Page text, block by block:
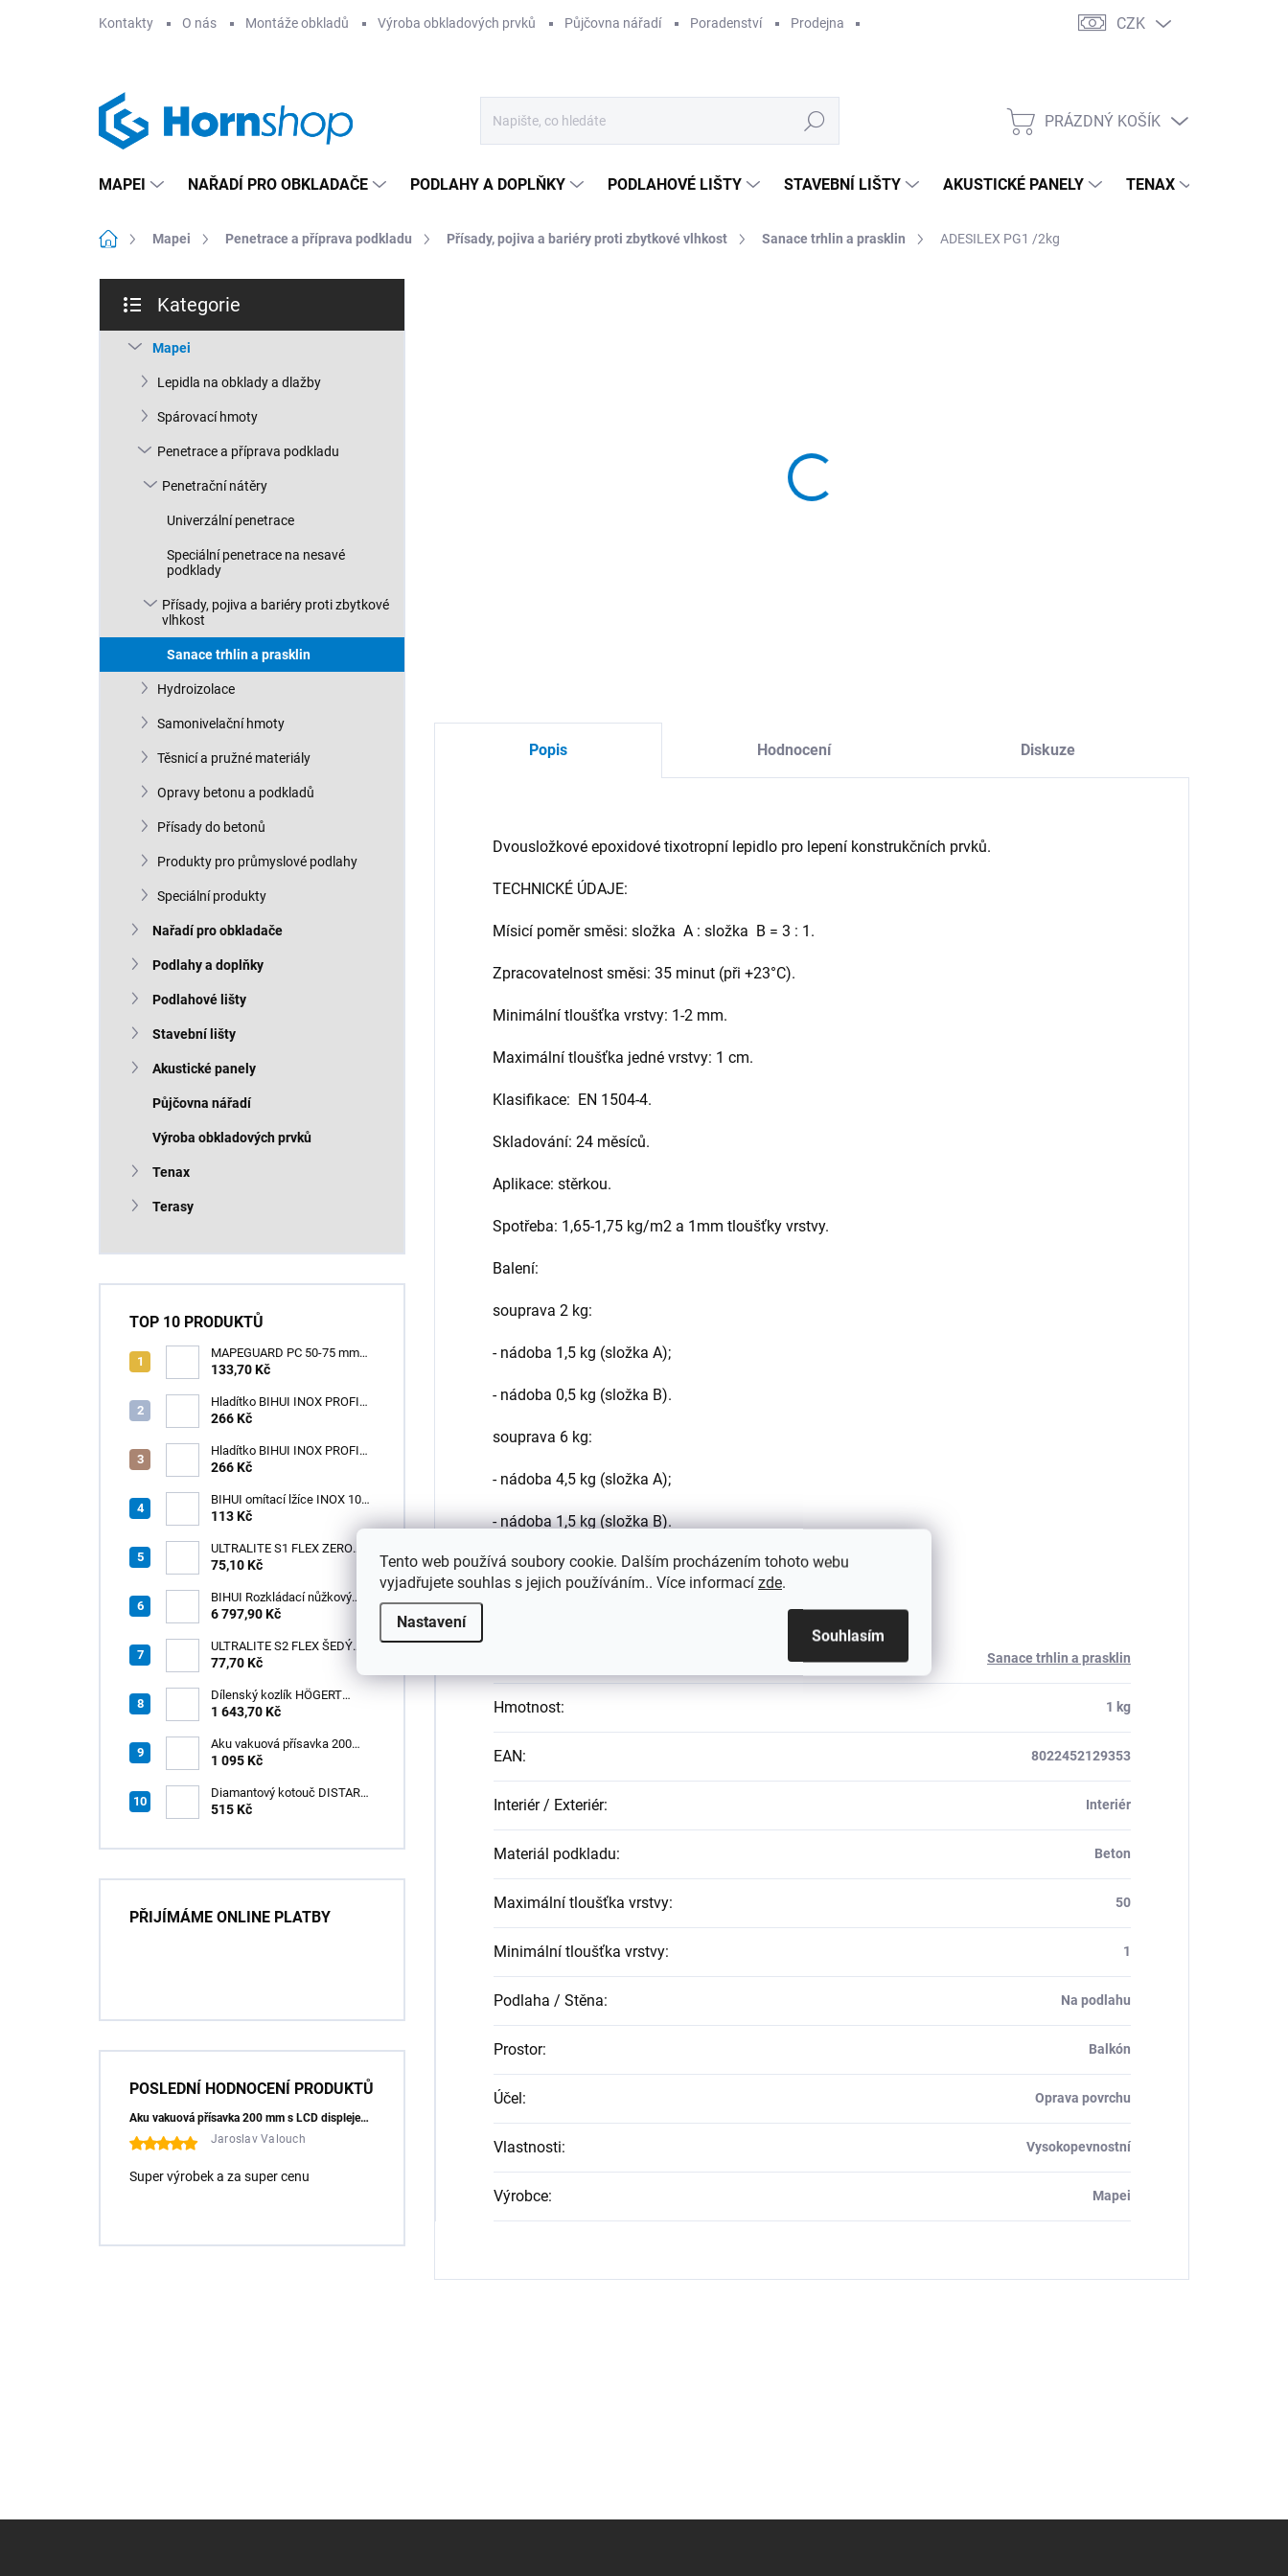
Tento web používá soubory cookie. Dalším procházením tohoto webu
vyjadřujete souhlas s jejich používáním.. Více informací zde.
Nastavení
Souhlasím
Kontakty O nás Montáže obkladů Výroba obkladových prvků Půjčovna nářadí Poradenství Prodejna CZK
Hledat
NÁKUPNÍ
PRÁZDNÝ KOŠÍK
MAPEI NAŘADÍ PRO OBKLADAČE PODLAHY A DOPLŇKY PODLAHOVÉ LIŠTY STAVEBNÍ LIŠTY AKUSTICKÉ PANELY TENAX
Domů Mapei Penetrace a příprava podkladu Přísady, pojiva a bariéry proti zbytkové vlhkost Sanace trhlin a prasklin ADESILEX PG1 /2kg
s
kategorie
Kategorie
Mapei
Lepidla na obklady a dlažby
Spárovací hmoty
Penetrace a příprava podkladu
Penetrační nátěry
Univerzální penetrace
Speciální penetrace na nesavé
podklady
Přísady, pojiva a bariéry proti zbytkové
vlhkost
Sanace trhlin a prasklin
Hydroizolace
Samonivelační hmoty
Těsnicí a pružné materiály
Opravy betonu a podkladů
Přísady do betonů
Produkty pro průmyslové podlahy
Speciální produkty
Nařadí pro obkladače
Podlahy a doplňky
Podlahové lišty
Stavební lišty
Akustické panely
Půjčovna nářadí
Výroba obkladových prvků
Tenax
Terasy
TOP 10 PRODUKTŮ
MAPEGUARD PC 50-75 mm
(1box=25ks) /1ks
133,70 Kč
Hladítko BIHUI INOX PROFI
280 x 120 mm zub 12mm -
266 Kč
Hladítko BIHUI INOX PROFI
280 x 120 mm zub 3,2mm -
266 Kč
BIHUI omítací lžíce INOX 100
× 110 mm – měkká
113 Kč
ULTRALITE S1 FLEX ZERO
BÍLÝ NOVINKA/15kg
75,10 Kč
BIHUI Rozkládací nůžkový
pracovní stůl 221×113×73 cm
6 797,90 Kč
ULTRALITE S2 FLEX ŠEDÝ
/15kg
77,70 Kč
Dílenský kozlík HÖGERT
HT7G551
1 643,70 Kč
Aku vakuová přísavka 200
mm s LCD displejem (150 kg)
1 095 Kč
Diamantový kotouč DISTAR
GREEN CUT
515 Kč
PŘIJÍMÁME ONLINE PLATBY
POSLEDNÍ HODNOCENÍ PRODUKTŮ
Aku vakuová přísavka 200 mm s LCD displejem (150 kg) - HÖGERT HT3B355
Jaroslav Valouch
Super výrobek a za super cenu
Popis Hodnocení Diskuze
Dvousložkové epoxidové tixotropní lepidlo pro lepení konstrukčních prvků.
TECHNICKÉ ÚDAJE:
Mísicí poměr směsi: složka A : složka B = 3 : 1.
Zpracovatelnost směsi: 35 minut (při +23°C).
Minimální tloušťka vrstvy: 1-2 mm.
Maximální tloušťka jedné vrstvy: 1 cm.
Klasifikace: EN 1504-4.
Skladování: 24 měsíců.
Aplikace: stěrkou.
Spotřeba: 1,65-1,75 kg/m2 a 1mm tloušťky vrstvy.
Balení:
souprava 2 kg:
- nádoba 1,5 kg (složka A);
- nádoba 0,5 kg (složka B).
souprava 6 kg:
- nádoba 4,5 kg (složka A);
- nádoba 1,5 kg (složka B).
Doplňkové parametry
Sanace trhlin a prasklin
Hmotnost: 1 kg
EAN: 8022452129353
Interiér / Exteriér: Interiér
Materiál podkladu: Beton
Maximální tloušťka vrstvy: 50
Minimální tloušťka vrstvy: 1
Podlaha / Stěna: Na podlahu
Prostor: Balkón
Účel: Oprava povrchu
Vlastnosti: Vysokopevnostní
Výrobce: Mapei